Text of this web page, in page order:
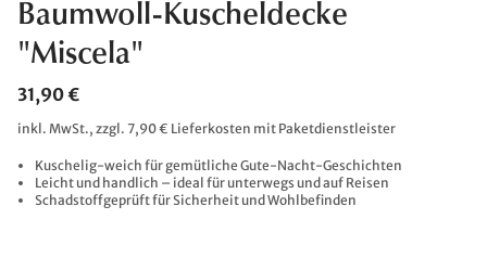
Baumwoll-Kuscheldecke
"Miscela"
31,90 €
inkl. MwSt., zzgl. 7,90 € Lieferkosten mit Paketdienstleister
Kuschelig-weich für gemütliche Gute-Nacht-Geschichten
Leicht und handlich – ideal für unterwegs und auf Reisen
Schadstoffgeprüft für Sicherheit und Wohlbefinden